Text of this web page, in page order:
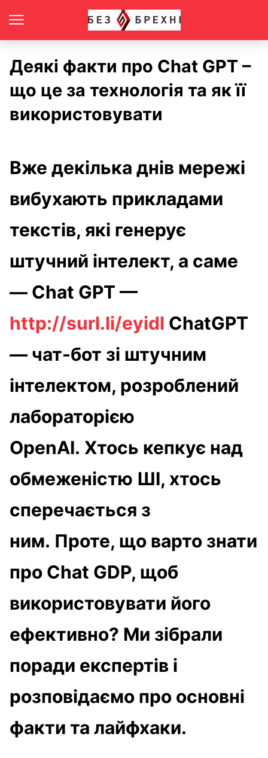
Деякі факти про Chat GPT –
що це за технологія та як її
використовувати
Вже декілька днів мережі
вибухають прикладами
текстів, які генерує
штучний інтелект, а саме
— Chat GPT —
http://surl.li/eyidl ChatGPT
— чат-бот зі штучним
інтелектом, розроблений
лабораторією
OpenAI. Хтось кепкує над
обмеженістю ШІ, хтось
сперечається з
ним. Проте, що варто знати
про Chat GDP, щоб
використовувати його
ефективно? Ми зібрали
поради експертів і
розповідаємо про основні
факти та лайфхаки.